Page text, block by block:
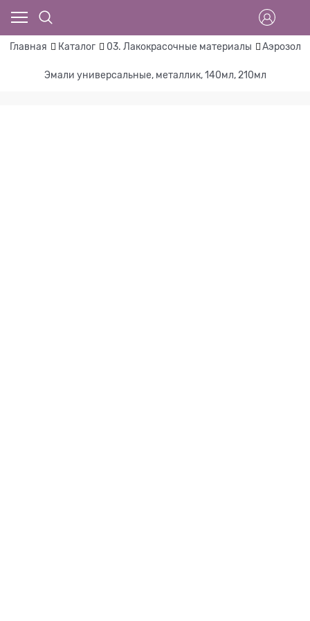
Главная Каталог 03. Лакокрасочные материалы
Эмали универсальные, металлик, 140мл, 210мл